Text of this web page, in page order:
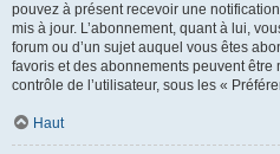
pouvez à présent recevoir une
mis à jour. L’abonnement, quant à lui,
forum ou d’un sujet auquel vous êtes
favoris et des abonnements peuvent
contrôle de l’utilisateur, sous les «
Haut